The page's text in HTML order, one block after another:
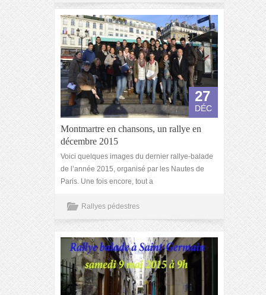
27
DÉC
Montmartre en chansons, un rallye en
décembre 2015
Voici quelques images du dernier rallye-balade
de l’année 2015, organisé par les Nautes de
Paris. Une fois encore, tout a
Rallyes pédestres